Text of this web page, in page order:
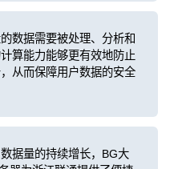
数据需要被处理、分析和
算能力能够更有效地防止
从而保障用户数据的安全
据量的持续增长，BG大